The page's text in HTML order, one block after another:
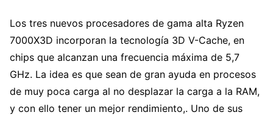
Los tres nuevos procesadores de gama alta Ryzen
7000X3D incorporan la tecnología 3D V-Cache, en
chips que alcanzan una frecuencia máxima de 5,7
GHz. La idea es que sean de gran ayuda en procesos
de muy poca carga al no desplazar la carga a la RAM,
y con ello tener un mejor rendimiento,. Uno de sus